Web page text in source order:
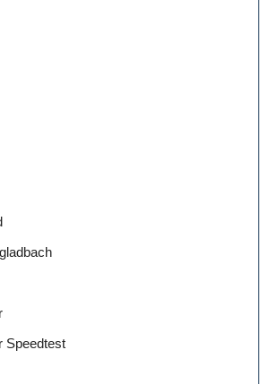
Speedtest